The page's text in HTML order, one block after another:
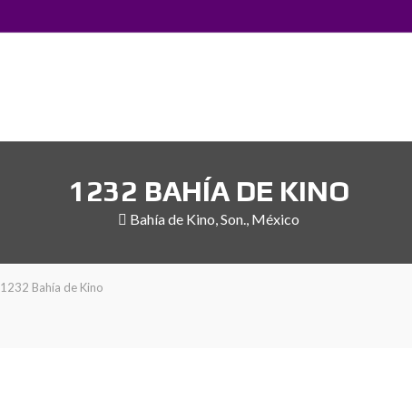
1232 BAHÍA DE KINO
Bahía de Kino, Son., México
1232 Bahía de Kino